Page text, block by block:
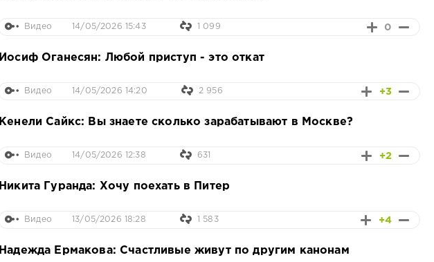
0
Видео 14/05/2026 15:43 1 099
Иосиф Оганесян: Любой приступ - это откат
+3
Видео 14/05/2026 14:20 2 956
Кенели Сайкс: Вы знаете сколько зарабатывают в Москве?
+2
Видео 14/05/2026 12:38 631
Никита Гуранда: Хочу поехать в Питер
+4
Видео 13/05/2026 18:28 1 583
Надежда Ермакова: Счастливые живут по другим канонам